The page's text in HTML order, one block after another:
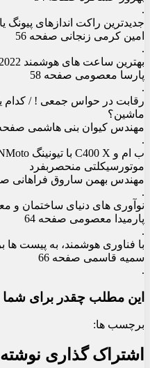
.
جدیدترین راکت اندازهای پیونگ
امین کرمی زنجانی صفحه 56
.
بهترین ساعت های هوشمند 2022
پارسا معصومی صفحه 58
.
رقابت در حواس جمعی ! / کدام
ماشین؟
مهندس کیوان بنی هاشمی صفحه
.
موتورسیکلتی منحصربفرد
مهندس بهمن ساروق فراهانی
.
نوآوری های دنیای ساختمان و
پارمیدا معصومی صفحه 64
.
با فناوری هوشمند، به پیست ها
سمیه قاسمی صفحه 66
.
این مطلب چقدر برای شما
برچسب ها:
اشتراک گذاری نوشته